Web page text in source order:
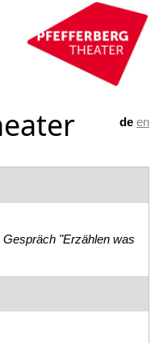
de en
"Erzählen was